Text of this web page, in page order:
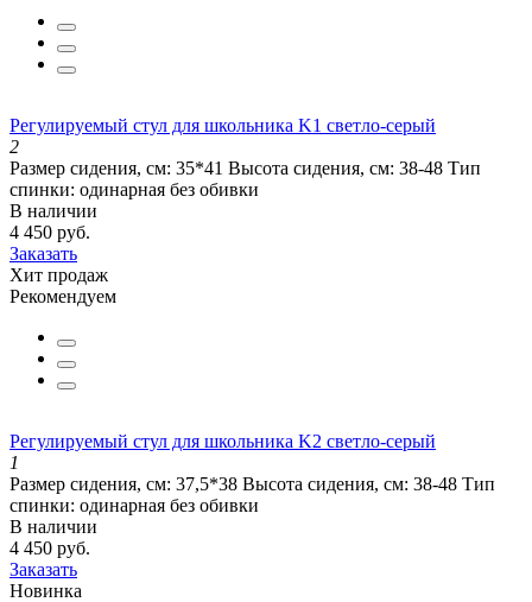
Регулируемый стул для школьника K1 светло-серый
2
Размер сидения, см: 35*41 Высота сидения, см: 38-48 Тип
спинки: одинарная без обивки
В наличии
4 450 руб.
Заказать
Хит продаж
Рекомендуем
Регулируемый стул для школьника K2 светло-серый
1
Размер сидения, см: 37,5*38 Высота сидения, см: 38-48 Тип
спинки: одинарная без обивки
В наличии
4 450 руб.
Заказать
Новинка